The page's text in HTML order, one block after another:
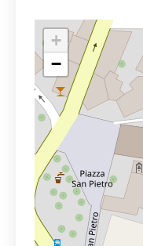
+
−